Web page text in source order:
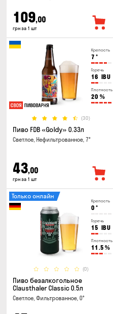
109,00
грн за 1 шт
Крепость
7 °
Горечь
16 IBU
Плотность
20 %
(30)
Пиво FDB «Goldy» 0.33л
Светлое, Нефильтрованное, 7°
43,00
грн за 1 шт
Крепость
0 °
Горечь
15 IBU
Плотность
11.5 %
(0)
Только онлайн
Пиво безалкогольное
Clausthaler Classic 0.5л
Светлое, Фильтрованное, 0°